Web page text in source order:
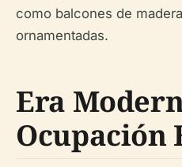
como balcones de
ornamentadas.
Era